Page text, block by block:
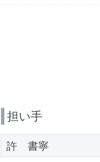
担い手
許 書寧